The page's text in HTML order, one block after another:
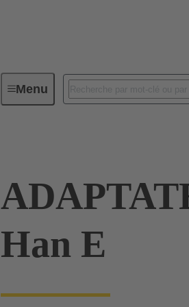
MenuConnecteurs industriels / Han®
Han E